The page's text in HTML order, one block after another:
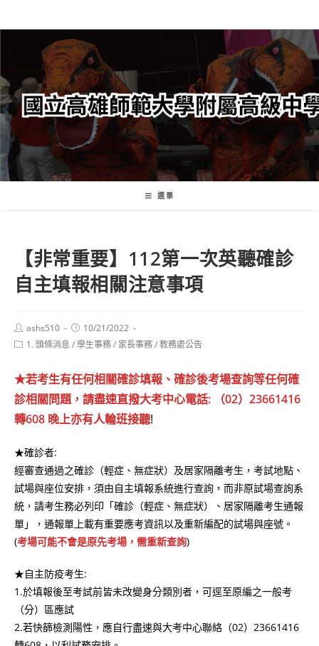
轉
要
內
容
選單
【非常重要】112第一次英聽確診
自主填報相關注意事項
Post
author:
ashs510
Post
published:
10/21/2022
Post1. 頭條消息 /學生事務/ 家長事務/教務處公告
★若考生有任何相關確診填報、確診後考場查詢等任何確
診相關問題，請盡速直撥大考中心電話: （02）23661416
轉608 晚上亦有人輪班接聽!
★確診者:
經審查通過之確診（輕症、無症狀）及居家隔離考生，考試地點、
試場與座位安排，須由自主填報系統進行查詢，而非原試場查詢系
統，請考生務必列印「確診（輕症、無症狀）、居家隔離考生通報
單」，通報單上載有重要應考資訊以及重新編配的試場與座號。
(考場可能不會是原先考場，需重新查詢)
★自主防疫考生:
1.於填報後至考試前皆未改變身分類別者，可逕至原編之一般考
（分）區應試
2.若快篩檢測陽性，應自行盡速與大考中心聯絡（02）23661416